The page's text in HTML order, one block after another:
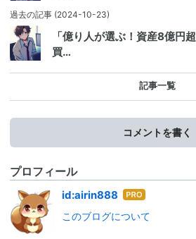
過去の記事 (2024-10-23)
「億り人が選ぶ！資産8億円
買…
記事一覧
コメントを書く
プロフィール
id:airin888 はて
ログ
このブログについて